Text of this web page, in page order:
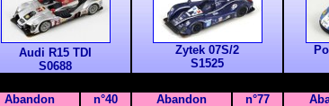
Audi R15 TDI
S0688
Zytek 07S/2
S1525
Abandon n°40 Abandon n°77